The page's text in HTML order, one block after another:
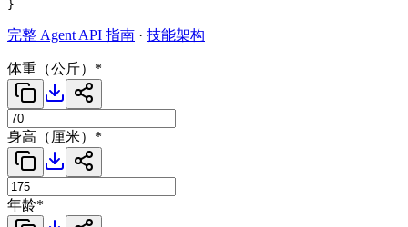
完整 Agent API 指南 · 技能架构
体重（公斤） *
身高（厘米） *
年龄*